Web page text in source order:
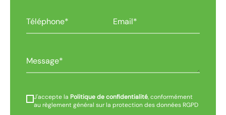
J'accepte la Politique de confidentialité, conformément
au règlement général sur la protection des données RGPD